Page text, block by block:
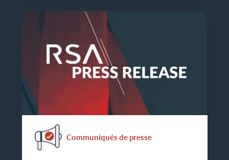
Communiqués de presse